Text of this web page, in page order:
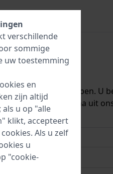
op voorraad hebben. U
onmiddellijk daarna uit
verschillende
sommige
uw toestemming
en
zijn altijd
u op "alle
klikt, accepteert
Als u zelf
u
"cookie-